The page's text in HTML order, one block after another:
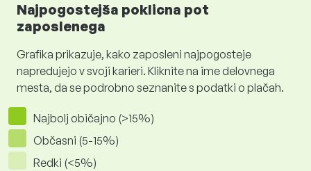
Najpogostejša poklicna pot
zaposlenega
Grafika prikazuje, kako zaposleni najpogosteje
napredujejo v svoji karieri. Kliknite na ime delovnega
mesta, da se podrobno seznanite s podatki o plačah.
Najbolj običajno (>15%)
Občasni (5-15%)
Redki (<5%)